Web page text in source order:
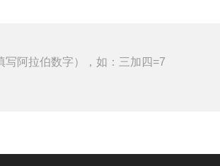
写阿拉伯数字），如：三加四=7